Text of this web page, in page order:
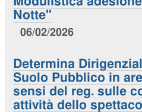
Notte"
06/02/2026
Determina
Suolo Pubblico in
sensi del reg. sulle
attività dello